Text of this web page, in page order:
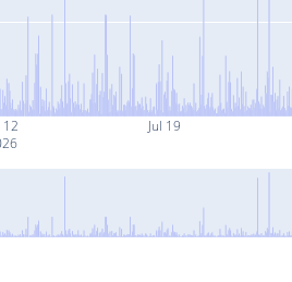
12 Jul 19